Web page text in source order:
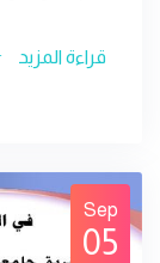
قراءة المزيد
Sep
05